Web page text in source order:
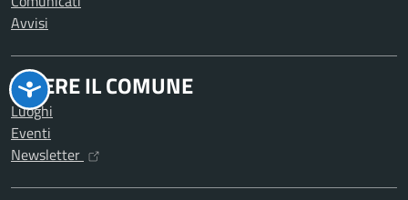
Avvisi
VIVERE IL COMUNE
Luoghi
Eventi
Newsletter